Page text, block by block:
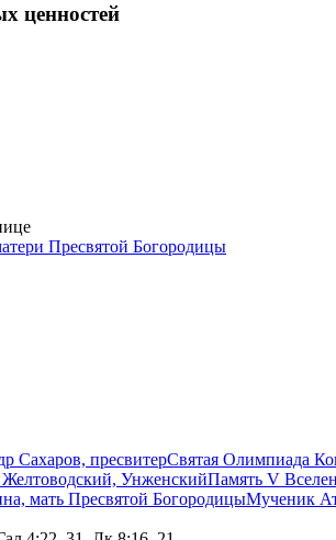
ценностей
Пресвятой Богородицы
Сахаров, пресвитерСвятая Олимпиада
УнженскийПамять V
мать Пресвятой БогородицыМученик